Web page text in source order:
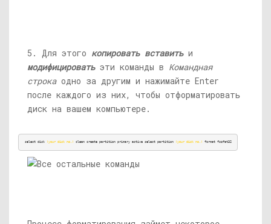
5. Для этого копировать вставить и
модифицировать эти команды в Командная
строкаодно за другим и нажимайте Enter
после каждого из них, чтобы отформатировать
диск на вашем компьютере.
select disk (your disk no.) clean create partition primary active select partition (your disk no.) format fs=fat32